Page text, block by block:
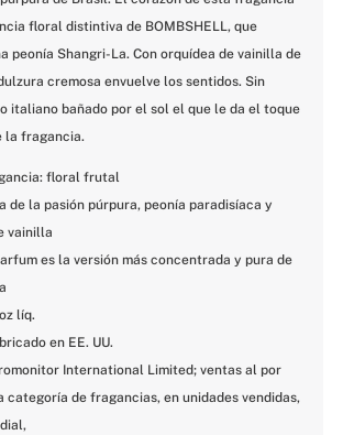
floral distintiva de BOMBSHELL, que
peonía Shangri-La. Con orquídea de vainilla de
cremosa envuelve los sentidos. Sin
italiano bañado por el sol el que le da el toque
la fragancia.
floral frutal
de la pasión púrpura, peonía paradisíaca y
vainilla
es la versión más concentrada y pura de
líq.
en EE. UU.
International Limited; ventas al por
categoría de fragancias, en unidades vendidas,